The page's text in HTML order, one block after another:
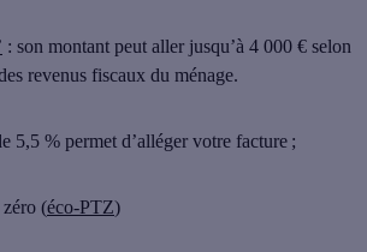
: son montant peut aller jusqu’à 4 000 € selon
revenus fiscaux du ménage.
5,5 % permet d’alléger votre facture ;
zéro (éco-PTZ)